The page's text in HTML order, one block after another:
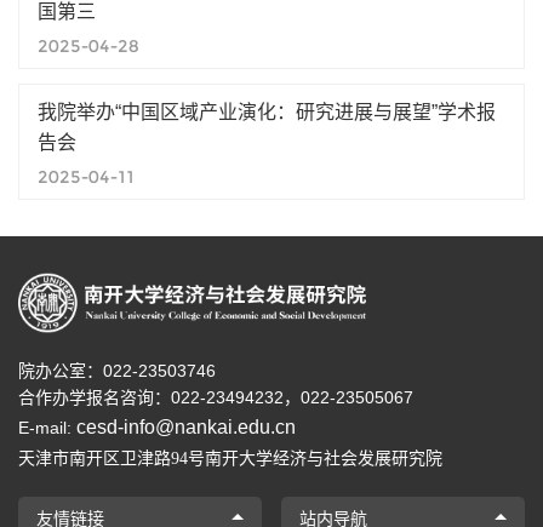
国第三
2025-04-28
我院举办“中国区域产业演化：研究进展与展望”学术报
告会
2025-04-11
院办公室：022-23503746
合作办学报名咨询： 022-23494232， 022-23505067
E-mail: cesd-info@nankai.edu.cn
天津市南开区卫津路94号南开大学经济与社会发展研究院
友情链接 站内导航